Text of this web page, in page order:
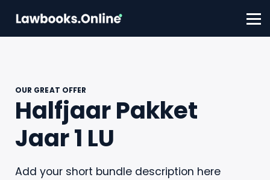
FAQ
Contact
OUR GREAT OFFER
Halfjaar Pakket
Jaar 1 LU
Add your short bundle description here